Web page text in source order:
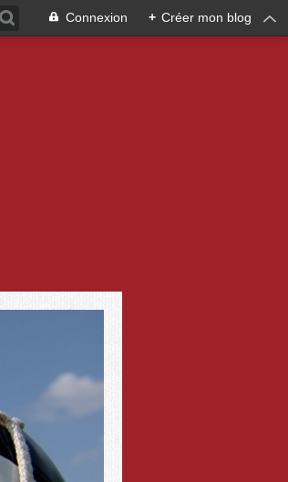
Connexion + Créer mon blog